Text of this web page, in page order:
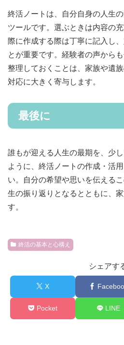
終活ノートは、自分自身の人生
ツールです。選ぶときは内容の
際に作成する際は丁寧に記入し
とが重要です。経験者の声から
整理しておくことは、家族や遺
対応に大きく寄与します。
最後に
誰もが迎える人生の最期を、少
ように、終活ノートの作成・活
い。自分の希望や思いを伝える
生の振り返りとなるとともに、
す。
終活の基本と心構え
シェアす
X
Pocket LINE